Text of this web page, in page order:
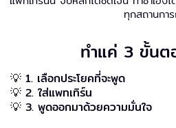
ทุกสถานกา
ทำแค่ 3 ขั้นต
💡 1. เลือกประโยคที่จะพูด
💡 2. ใส่แพทเทิร์น
💡 3. พูดออกมาด้วยความมั่นใจ